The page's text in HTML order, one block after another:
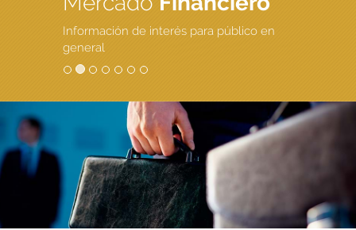
Información de interés para público en
general